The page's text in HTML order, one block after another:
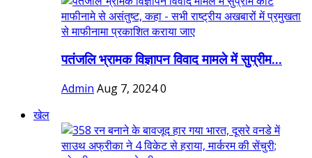
पतंजलि भ्रामक विज्ञापन विवाद मामले में सुप्रीम...
Admin Aug 7, 20240
खेल